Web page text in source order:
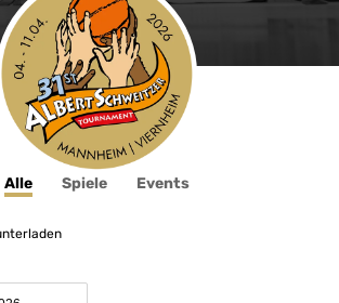
Alle Spiele Events